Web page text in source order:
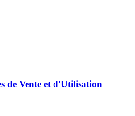
de Vente et d'Utilisation